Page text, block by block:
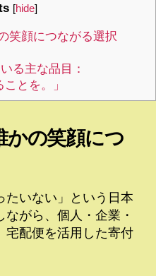
[hide]
笑顔につながる選択
る主な品目：
とを。」
かの笑顔につ
たいない」という日本
がら、個人・企業・
宅配便を活用した寄付